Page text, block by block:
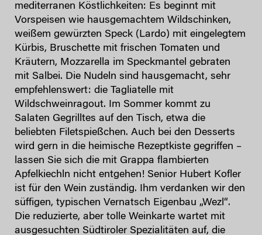
mediterranen Köstlichkeiten: Es beginnt mit
Vorspeisen wie hausgemachtem Wildschinken,
weißem gewürzten Speck (Lardo) mit eingelegtem
Kürbis, Bruschette mit frischen Tomaten und
Kräutern, Mozzarella im Speckmantel gebraten
mit Salbei. Die Nudeln sind hausgemacht, sehr
empfehlenswert: die Tagliatelle mit
Wildschweinragout. Im Sommer kommt zu
Salaten Gegrilltes auf den Tisch, etwa die
beliebten Filetspießchen. Auch bei den Desserts
wird gern in die heimische Rezeptkiste gegriffen –
lassen Sie sich die mit Grappa flambierten
Apfelkiechln nicht entgehen! Senior Hubert Kofler
ist für den Wein zuständig. Ihm verdanken wir den
süffigen, typischen Vernatsch Eigenbau „Wezl“.
Die reduzierte, aber tolle Weinkarte wartet mit
ausgesuchten Südtiroler Spezialitäten auf, die